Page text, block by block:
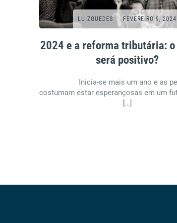
LUIZGUEDES FEVEREIRO 9, 2024
2024 e a reforma tributária:
será positivo?
Inicia-se mais um ano e as
costumam estar esperançosas em um
[…]